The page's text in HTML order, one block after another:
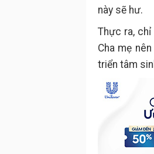
này sẽ hư.
Thực ra,
Cha mẹ
triển tâm